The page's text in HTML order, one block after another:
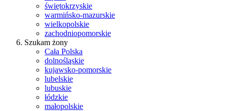
świętokrzyskie
warmińsko-mazurskie
wielkopolskie
zachodniopomorskie
Szukam żony
Cała Polska
dolnośląskie
kujawsko-pomorskie
lubelskie
lubuskie
łódzkie
małopolskie